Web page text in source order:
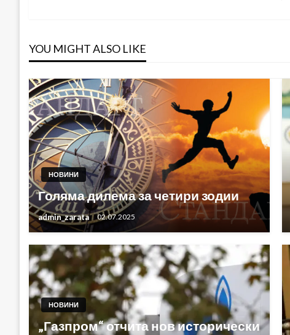
YOU MIGHT ALSO LIKE
НОВИНИ
Голяма дилема за четири зодии
admin_zarata 02.07.2025
НОВИНИ
„Газпром“ отчита нов исторически